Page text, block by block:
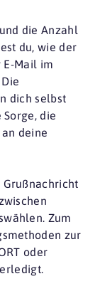
die Anzahl
du, wie der
E-Mail im
dich selbst
die
deine
Zum
zur
oder